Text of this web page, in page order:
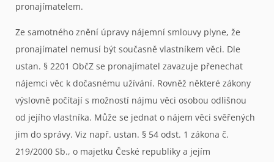
pronajímatelem.
Ze samotného znění úpravy nájemní smlouvy plyne, že
pronajímatel nemusí být současně vlastníkem věci. Dle
ustan. § 2201 ObčZ se pronajímatel zavazuje přenechat
nájemci věc k dočasnému užívání. Rovněž některé zákony
výslovně počítají s možností nájmu věci osobou odlišnou
od jejího vlastníka. Může se jednat o nájem věci svěřených
jim do správy. Viz např. ustan. § 54 odst. 1 zákona č.
219/2000 Sb., o majetku České republiky a jejím